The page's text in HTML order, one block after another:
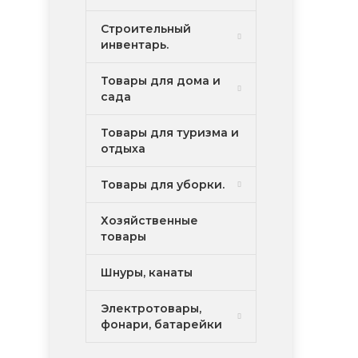
Строительный
инвентарь.
Товары для дома и
сада
Товары для туризма и
отдыха
Товары для уборки.
Хозяйственные
товары
Шнуры, канаты
Электротовары,
фонари, батарейки